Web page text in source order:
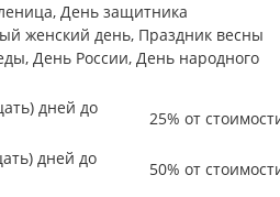
День защитника
женский день, Праздник весны
День России, День народного
дней до
25% от
дней до
50% от